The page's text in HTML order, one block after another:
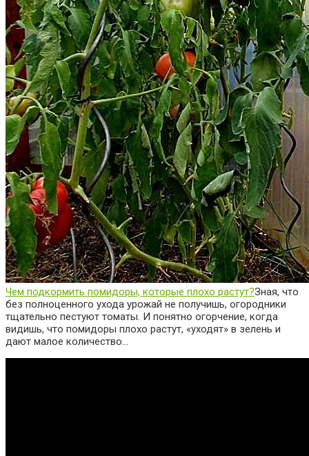
Чем подкормить помидоры, которые плохо растут?Зная, что
без полноценного ухода урожай не получишь, огородники
тщательно пестуют томаты. И понятно огорчение, когда
видишь, что помидоры плохо растут, «уходят» в зелень и
дают малое количество…